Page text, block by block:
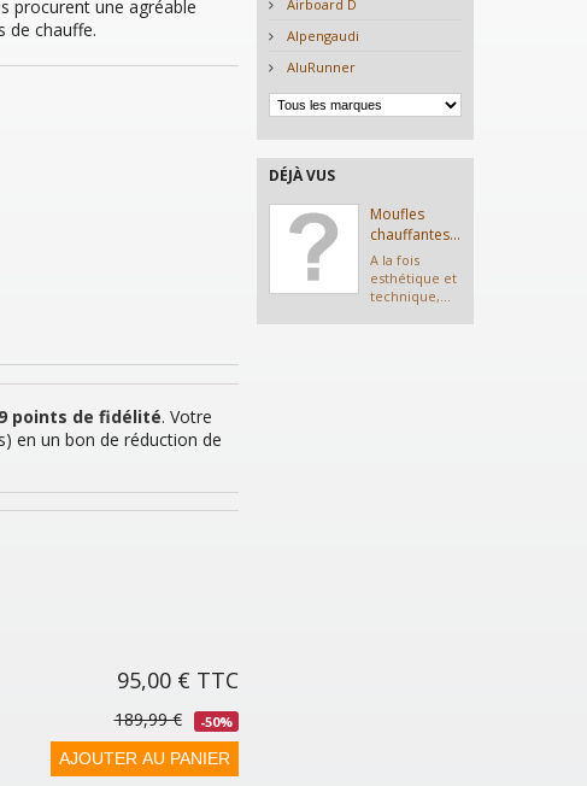
procurent une agréable
de chauffe.
9points de fidélité. Votre
en un bon de réduction de
95,00 € TTC
-50%
189,99 €
AJOUTER AU PANIER
Airboard D
Alpengaudi
AluRunner
DÉJÀ VUS
Moufles
chauffantes...
A la fois
esthétique et
technique,...